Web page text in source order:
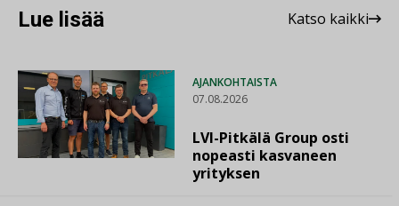
Lue lisää Katso kaikki
AJANKOHTAISTA
07.08.2026
LVI-Pitkälä Group osti
nopeasti kasvaneen
yrityksen